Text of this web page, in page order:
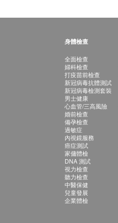
身體檢查
全面檢查
婦科檢查
打疫苗前檢查
新冠病毒抗體測試
新冠病毒檢測套裝
男士健康
心血管/三高風險
婚前檢查
備孕檢查
過敏症
內視鏡服務
癌症測試
家傭體檢
DNA 測試
視力檢查
聽力檢查
中醫保健
兒童發展
企業體檢